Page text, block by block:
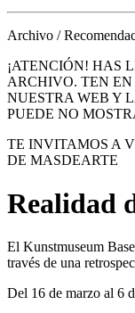
Archivo /
¡ATENCIÓN! HAS
ARCHIVO. TEN
NUESTRA WEB Y
PUEDE NO
TE INVITAMOS A
DE MASDEARTE
Realidad
El Kunstmuseum
través de una
Del 16 de marzo al 6